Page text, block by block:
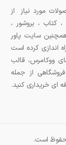
مورد نیاز از
کتاب ، بروشور ،
سایت پاور
اندازی کرده است
ووکامرس، قالب
از جمله
است.